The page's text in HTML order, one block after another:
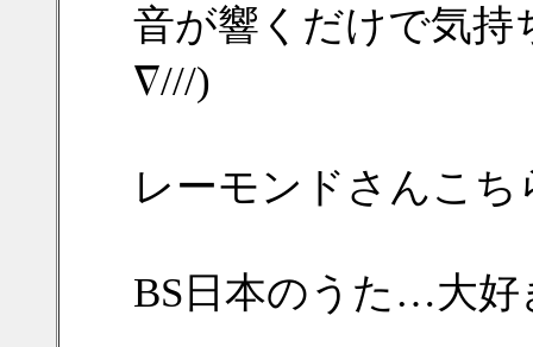
音が響くだけで気
∇///)
レーモンドさんこ
BS日本のうた…大好